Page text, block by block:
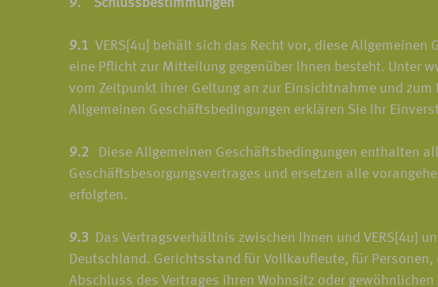
9. Schlussbestimmungen
9.1 VERS[4u] behält sich das Recht vor, diese
eine Pflicht zur Mitteilung gegenüber Ihnen besteht. Unter
vom Zeitpunkt ihrer Geltung an zur Einsichtnahme und
Allgemeinen Geschäftsbedingungen erklären Sie Ihr
9.2 Diese Allgemeinen Geschäftsbedingungen enthalten
Geschäftsbesorgungsvertrages und ersetzen alle
erfolgten.
9.3 Das Vertragsverhältnis zwischen Ihnen und VERS[4u]
Deutschland. Gerichtsstand für Vollkaufleute, für
Abschluss des Vertrages ihren Wohnsitz oder